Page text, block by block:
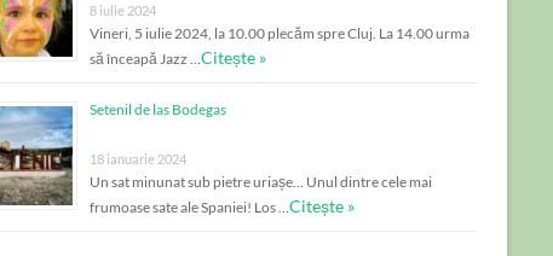
8 iulie 2024
Vineri, 5 iulie 2024, la 10.00 plecăm spre Cluj. La 14.00 urma
să înceapă Jazz …Citește »
Setenil de las Bodegas
18 ianuarie 2024
Un sat minunat sub pietre uriașe… Unul dintre cele mai
frumoase sate ale Spaniei! Los …Citește »